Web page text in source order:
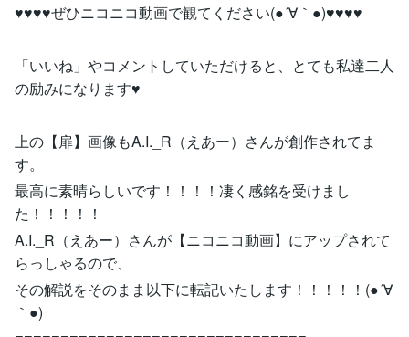
♥♥♥♥ぜひニコニコ動画で観てください(●´∀｀●)♥♥♥♥
「いいね」やコメントしていただけると、とても私達二人
の励みになります♥
上の【扉】画像もA.I._R（えあー）さんが創作されてま
す。
最高に素晴らしいです！！！！凄く感銘を受けまし
た！！！！！
A.I._R（えあー）さんが【ニコニコ動画】にアップされて
らっしゃるので、
その解説をそのまま以下に転記いたします！！！！！(●´∀
｀●)